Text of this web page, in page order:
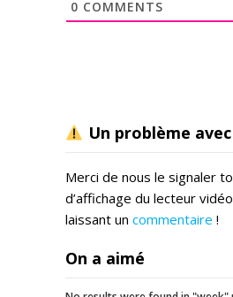
0 COMMENTS
Un problème
Merci de nous le signaler
d’affichage du lecteur
laissant un commentaire !
On a aimé